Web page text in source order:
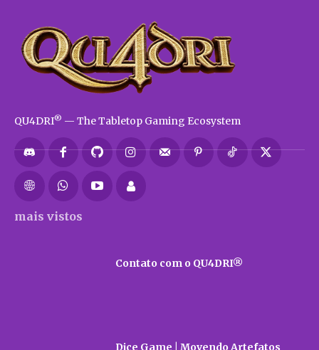
QU4DRI® — The Tabletop Gaming Ecosystem
mais vistos
Contato com o QU4DRI®
Dice Game | Movendo Artefatos